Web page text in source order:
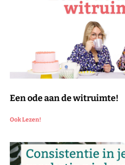
Een ode aan de witruimte!
Ook Lezen!